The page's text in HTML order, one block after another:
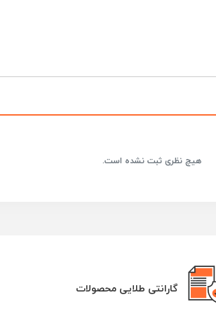
هیچ نظری ثبت نشده است.
گارانتی طلایی محصولات